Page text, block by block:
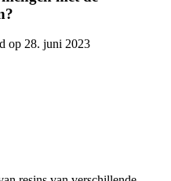
op 28. juni 2023